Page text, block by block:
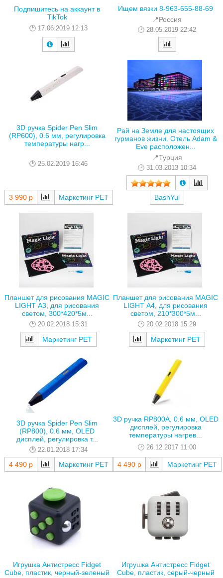
Подпишитесь на аккаунт в
TikTok
17.06.2019 12:13
Ищем вязки 8-963-655-88-69
📍Россия
28.05.2019 22:42
3D ручка Spider Pen Slim
(RP600), 0.6 мм, регулировка
температуры нагр...
25.02.2019 16:46
3 990 р Маркетинг РЕТ
Рай на Земле для настоящих
гурманов жизни. Отель Adam &
Eve расположен...
📍Турция
31.03.2013 10:34
BashYul
Планшет для рисования MAGIC
LIGHT А3, для рисования
светом, 300*420*5м...
20.02.2018 15:31
Маркетинг РЕТ
Планшет для рисования MAGIC
LIGHT А4, для рисования
светом, 210*300*5м...
20.02.2018 15:29
Маркетинг РЕТ
3D ручка Spider Pen Slim
(RP800), 0.6 мм, OLED
дисплей, регулировка т...
22.01.2018 17:34
4 490 р Маркетинг РЕТ
3D ручка RP800A, 0.6 мм, OLED
дисплей, регулировка
температуры нагрев...
26.12.2017 11:00
4 490 р Маркетинг РЕТ
Игрушка Антистресс Fidget
Cube, пластик, черный-зеленый
Игрушка Антистресс Fidget
Cube, пластик, серый-черный